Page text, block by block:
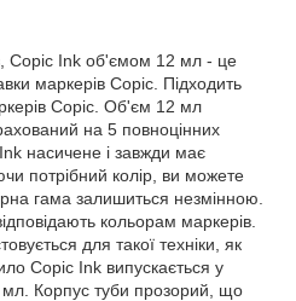
Copic Ink об'ємом 12 мл - це
маркерів Copic. Підходить
Copic. Об'єм 12 мл
на 5 повноцінних
насичене і завжди має
потрібний колір, ви можете
гама залишиться незмінною.
кольорам маркерів.
для такої техніки, як
Copic Ink випускається у
мл. Корпус туби прозорий, що